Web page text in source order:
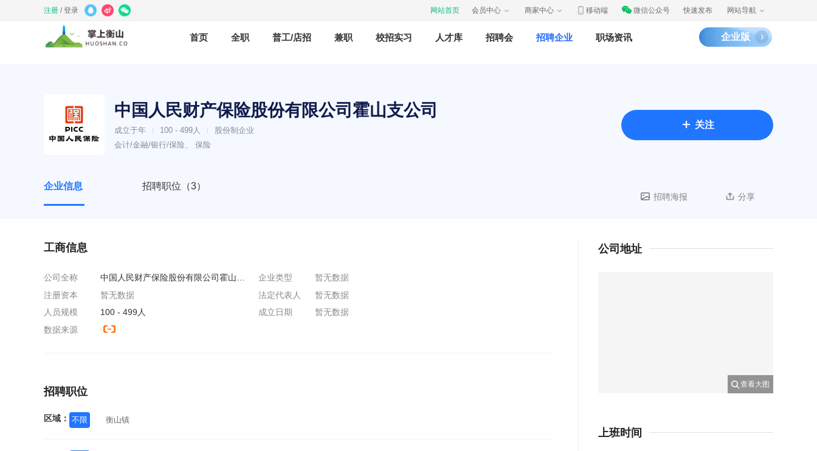
注册 /登录 网站首页 会员中心 商家中心 移动端 微信公众号 快速发布 网站导航
首页 全职 普工/店招 兼职 校招实习 人才库 招聘会 招聘企业 职场资讯 企业版
中国人民财产保险股份有限公司霍山支公司
成立于年 | 100 - 499人 |
股份制企业
会计/金融/银行/保险、 保险
企业信息 招聘职位（3）
关注
招聘海报 分享
工商信息
公司全称 企业类型
暂无数据
注册资本
暂无数据 法定代表人
暂无数据
人员规模
100 - 499人 成立日期
暂无数据
数据来源
招聘职位
区域： 不限 衡山镇
公司地址
查看大图
上班时间